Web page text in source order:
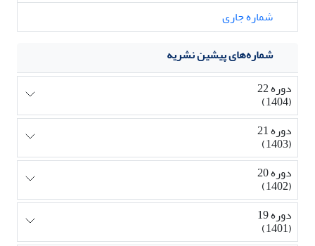
شماره جاری
شماره‌های پیشین نشریه
دوره 22
(1404)
دوره 21
(1403)
دوره 20
(1402)
دوره 19
(1401)